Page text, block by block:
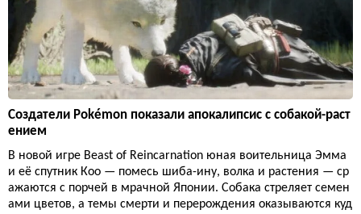
Создатели Pokémon показали апокалипсис с собакой-раст
ением
В новой игре Beast of Reincarnation юная воительница Эмма
и её спутник Кoo — помесь шиба-ину, волка и растения — ср
ажаются с порчей в мрачной Японии. Собака стреляет семен
ами цветов, а темы смерти и перерождения оказываются куд